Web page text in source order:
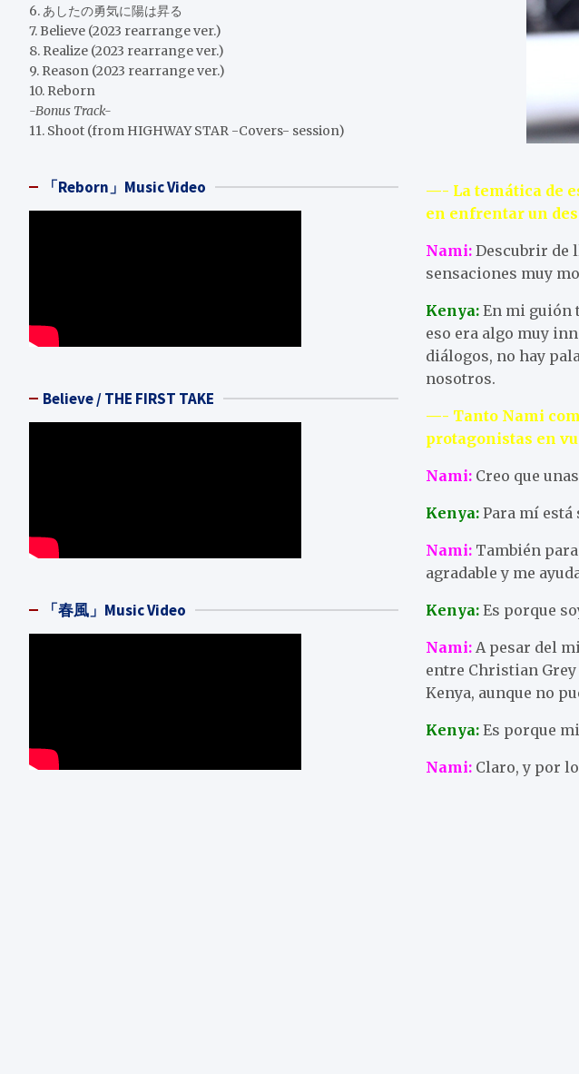
—- La temática de
en enfrentar un
Nami: Descubrir de
sensaciones muy
Kenya:En mi guión
eso era algo muy
diálogos, no hay
nosotros.
—- Tanto Nami
protagonistas en
Nami: Creo que
Kenya:Para mí está
Nami:También para
agradable y me
Kenya: Es porque
Nami:A pesar del
entre Christian Grey
Kenya, aunque no
Kenya: Es porque
Nami:Claro, y por
6. あしたの勇気に陽は昇る
7. Believe (2023 rearrange ver.)
8. Realize (2023 rearrange ver.)
9. Reason (2023 rearrange ver.)
10. Reborn
-Bonus Track-
11. Shoot (from HIGHWAY STAR -Covers- session)
「Reborn」Music Video
Believe / THE FIRST TAKE
「春風」Music Video